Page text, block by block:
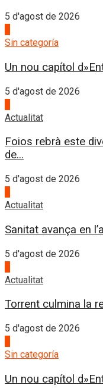
5 d'agost de 2026
Sin categoría
Un nou capítol
5 d'agost de 2026
Actualitat
Foios rebrà este
de...
5 d'agost de 2026
Actualitat
Sanitat avança en
5 d'agost de 2026
Actualitat
Torrent culmina la
5 d'agost de 2026
Sin categoría
Un nou capítol